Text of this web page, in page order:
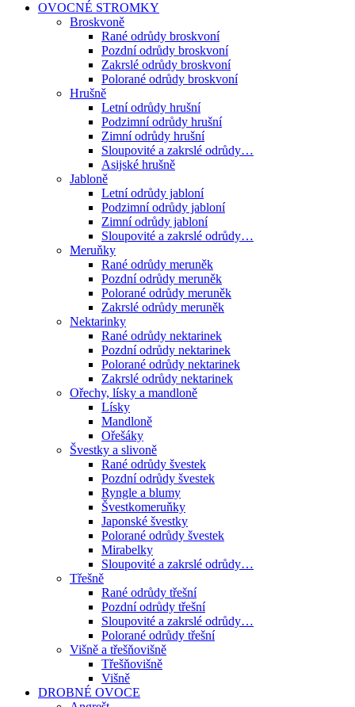
OVOCNÉ STROMKY
Broskvoně
Rané odrůdy broskvoní
Pozdní odrůdy broskvoní
Zakrslé odrůdy broskvoní
Polorané odrůdy broskvoní
Hrušně
Letní odrůdy hrušní
Podzimní odrůdy hrušní
Zimní odrůdy hrušní
Sloupovité a zakrslé odrůdy…
Asijské hrušně
Jabloně
Letní odrůdy jabloní
Podzimní odrůdy jabloní
Zimní odrůdy jabloní
Sloupovité a zakrslé odrůdy…
Meruňky
Rané odrůdy meruněk
Pozdní odrůdy meruněk
Polorané odrůdy meruněk
Zakrslé odrůdy meruněk
Nektarinky
Rané odrůdy nektarinek
Pozdní odrůdy nektarinek
Polorané odrůdy nektarinek
Zakrslé odrůdy nektarinek
Ořechy, lísky a mandloně
Lísky
Mandloně
Ořešáky
Švestky a slivoně
Rané odrůdy švestek
Pozdní odrůdy švestek
Ryngle a blumy
Švestkomeruňky
Japonské švestky
Polorané odrůdy švestek
Mirabelky
Sloupovité a zakrslé odrůdy…
Třešně
Rané odrůdy třešní
Pozdní odrůdy třešní
Sloupovité a zakrslé odrůdy…
Polorané odrůdy třešní
Višně a třešňovišně
Třešňovišně
Višně
DROBNÉ OVOCE